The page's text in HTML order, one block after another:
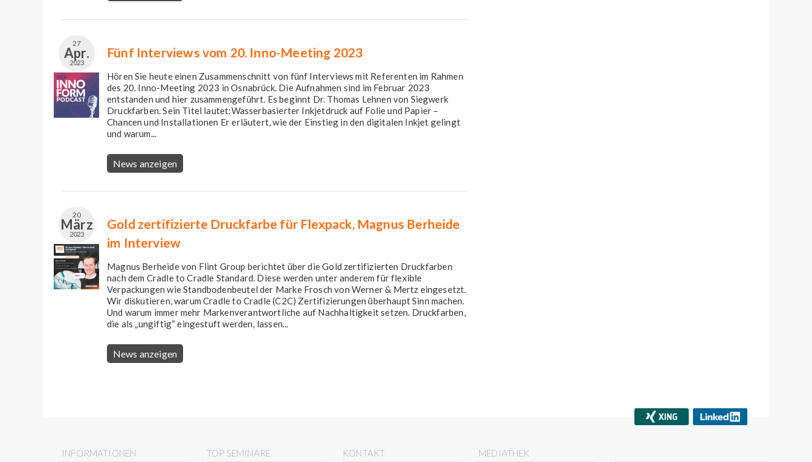
27
Apr.
2023
Fünf Interviews vom 20. Inno-Meeting 2023
Hören Sie heute einen Zusammenschnitt von fünf Interviews mit Referenten im Rahmen
des 20. Inno-Meeting 2023 in Osnabrück. Die Aufnahmen sind im Februar 2023
entstanden und hier zusammengeführt. Es beginnt Dr. Thomas Lehnen von Siegwerk
Druckfarben. Sein Titel lautet:Wasserbasierter Inkjetdruck auf Folie und Papier –
Chancen und Installationen Er erläutert, wie der Einstieg in den digitalen Inkjet gelingt
und warum...
News anzeigen
20
März
2023
Gold zertifizierte Druckfarbe für Flexpack, Magnus Berheide
im Interview
Magnus Berheide von Flint Group berichtet über die Gold zertifizierten Druckfarben
nach dem Cradle to Cradle Standard. Diese werden unter anderem für flexible
Verpackungen wie Standbodenbeutel der Marke Frosch von Werner & Mertz eingesetzt.
Wir diskutieren, warum Cradle to Cradle (C2C) Zertifizierungen überhaupt Sinn machen.
Und warum immer mehr Markenverantwortliche auf Nachhaltigkeit setzen. Druckfarben,
die als „ungiftig“ eingestuft werden, lassen...
News anzeigen
INFORMATIONEN TOP SEMINARE KONTAKT MEDIATHEK